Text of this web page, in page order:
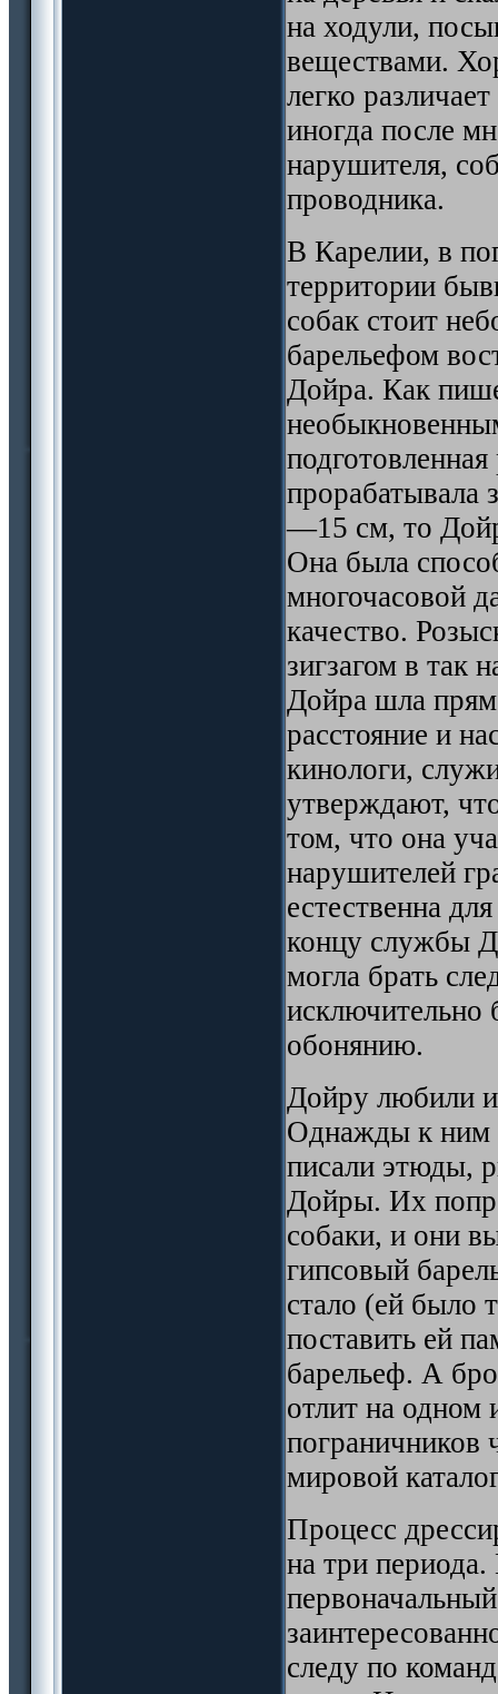
на ходули,
веществами.
легко
иногда после
нарушителя,
проводника.
В Карелии, в
территории
собак стоит
барельефом
Дойра. Как
прорабатывала
—15 см, то
Она была
многочасовой
качество.
зигзагом в так
Дойра шла
расстояние и
кинологи,
утверждают,
том, что она
нарушителей
естественна
концу службы
могла брать
исключительно
обонянию.
Дойру любили и
Однажды к ним
писали этюды,
Дойры. Их
собаки, и они
гипсовый
стало (ей было
поставить ей
барельеф. А
отлит на одном
пограничников
мировой
Процесс
на три
следу по